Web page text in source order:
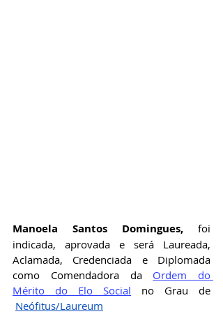
Manoela Santos Domingues, foi
indicada, aprovada e será Laureada,
Aclamada, Credenciada e Diplomada
como Comendadora da
Ordem do
Mérito do Elo Social
Neófitus/Laureum